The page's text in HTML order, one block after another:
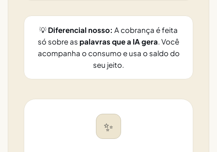
💡 Diferencial nosso: A cobrança é feita
só sobre as palavras que a IA gera . Você
acompanha o consumo e usa o saldo do
seu jeito.
✨